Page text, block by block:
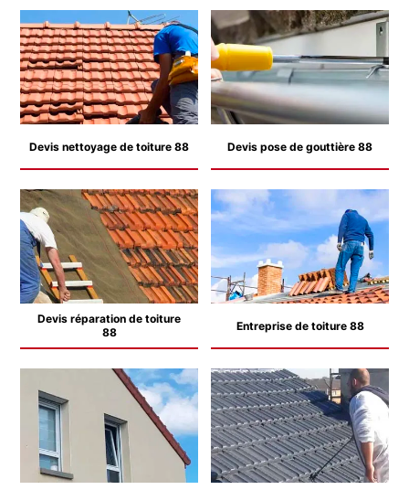
Devis nettoyage de toiture 88 Devis pose de gouttière 88
Devis réparation de toiture
88
Entreprise de toiture 88